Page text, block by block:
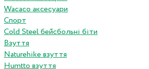
Wacaco аксесуари
Спорт
Cold Steel бейсбольні біти
Взуття
Naturehike взуття
Humtto взуття